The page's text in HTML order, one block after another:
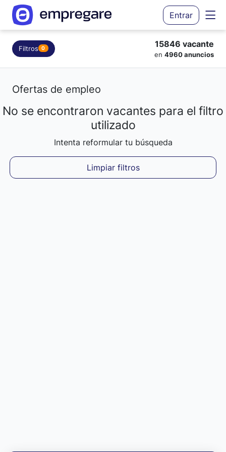
Entrar
Filtros 0 15846 vacante
en 4960 anuncios
Ofertas de empleo
Cargando resultados...
No se encontraron vacantes para el filtro
utilizado
Intenta reformular tu búsqueda
Limpiar filtros